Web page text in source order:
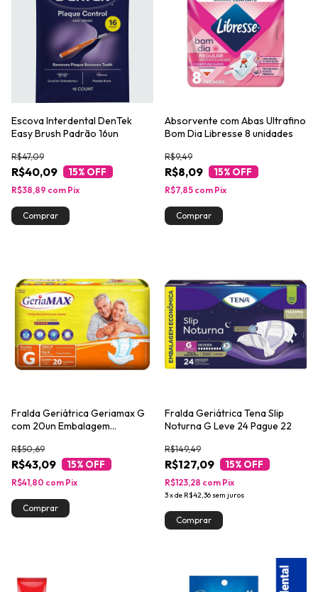
Escova Interdental DenTek
Easy Brush Padrão 16un
R$40,09
R$47,09
15% OFF
R$38,89 com Pix
Absorvente com Abas Ultrafino
Bom Dia Libresse 8 unidades
R$8,09
R$9,49
15% OFF
R$7,85 com Pix
Fralda Geriátrica Geriamax G
com 20un Embalagem
R$43,09
R$50,69
15% OFF
R$41,80 com Pix
Fralda Geriátrica Tena Slip
Noturna G Leve 24 Pague 22
R$127,09
R$149,49
15% OFF
3xde R$42,36 sem juros
R$123,28 com Pix